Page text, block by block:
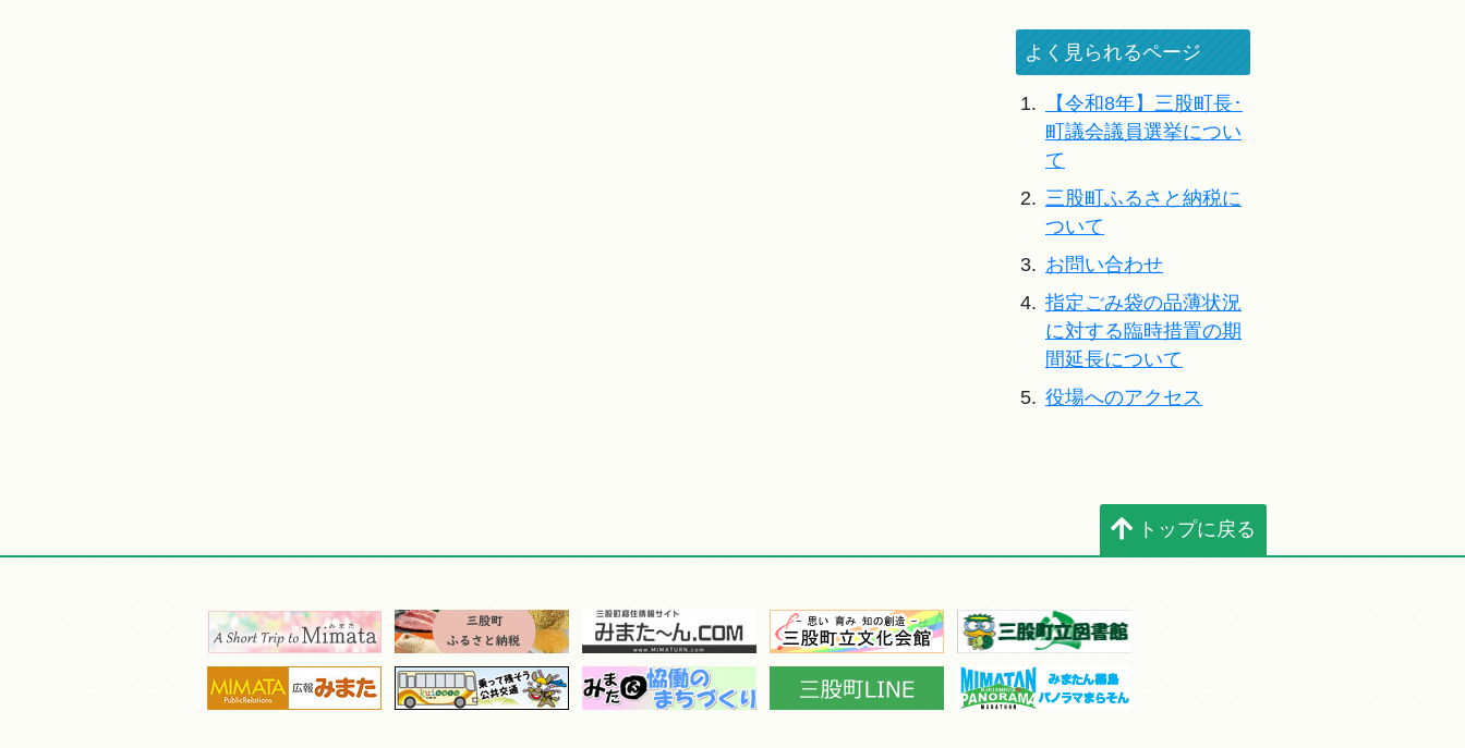
よく見られるページ
1.
【令和8年】三股町長･
町議会議員選挙につい
て
2. 三股町ふるさと納税に
ついて
3. お問い合わせ
4. 指定ごみ袋の品薄状況
に対する臨時措置の期
間延長について
5. 役場へのアクセス
トップに戻る